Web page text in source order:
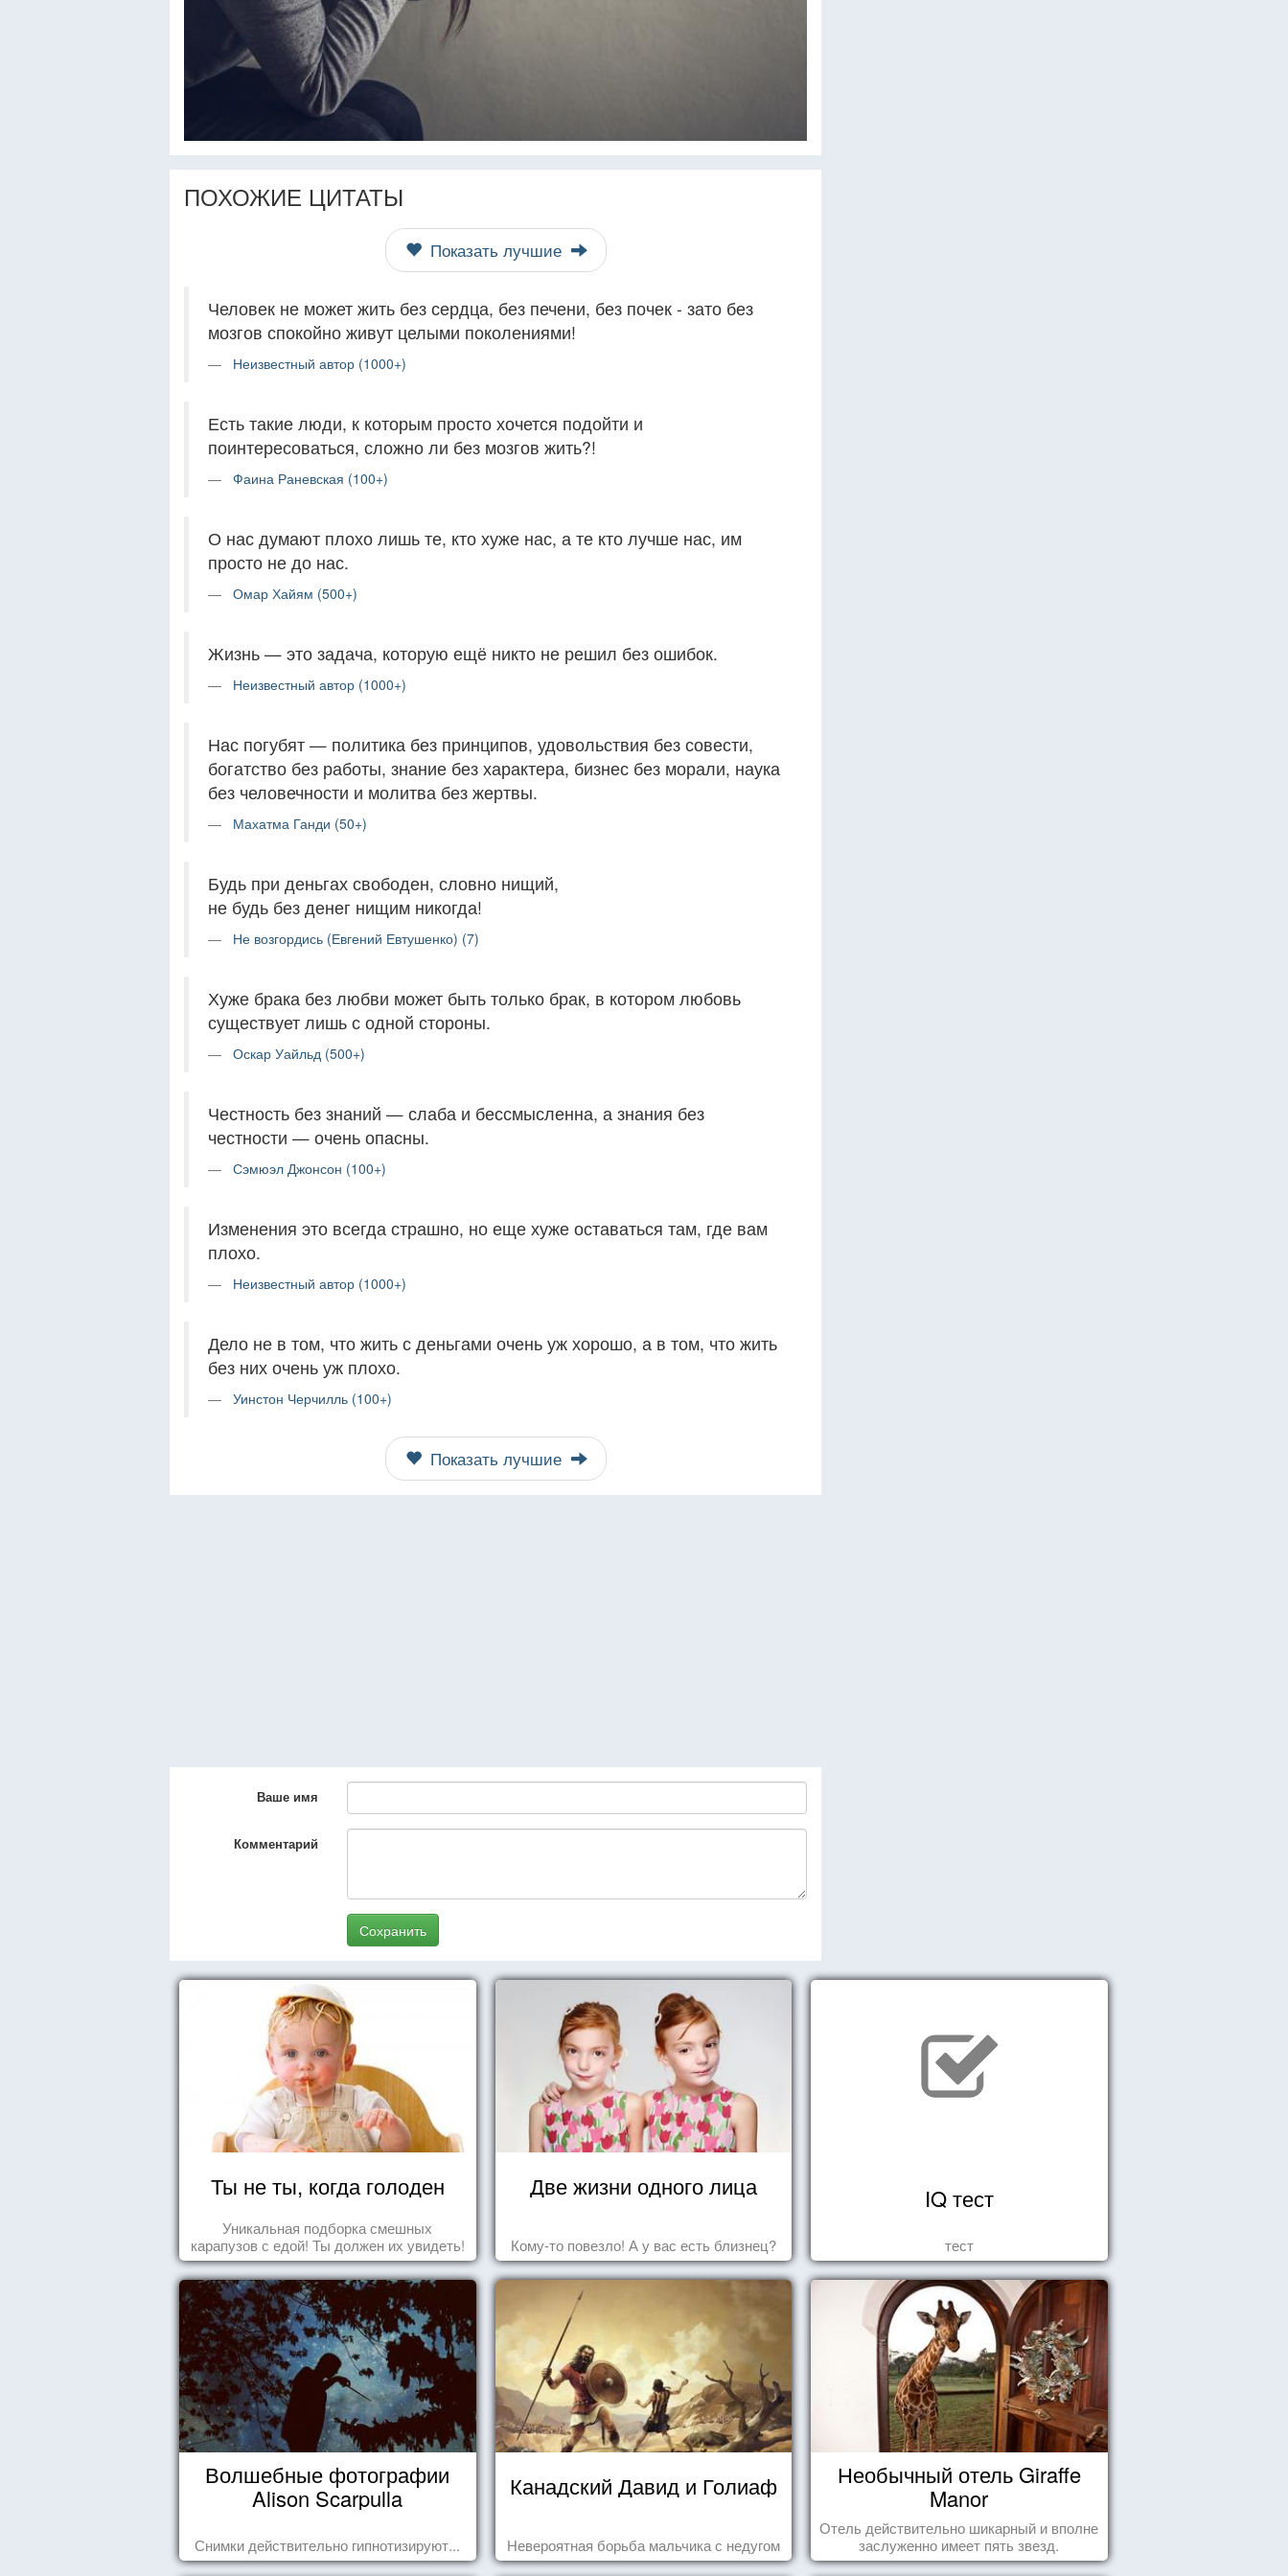
ПОХОЖИЕ ЦИТАТЫ
Показать лучшие
Человек не может жить без сердца, без печени, без почек - зато без
мозгов спокойно живут целыми поколениями!
Неизвестный автор (1000+)
Есть такие люди, к которым просто хочется подойти и
поинтересоваться, сложно ли без мозгов жить?!
Фаина Раневская (100+)
О нас думают плохо лишь те, кто хуже нас, а те кто лучше нас, им
просто не до нас.
Омар Хайям (500+)
Жизнь — это задача, которую ещё никто не решил без ошибок.
Неизвестный автор (1000+)
Нас погубят — политика без принципов, удовольствия без совести,
богатство без работы, знание без характера, бизнес без морали, наука
без человечности и молитва без жертвы.
Махатма Ганди (50+)
Будь при деньгах свободен, словно нищий,
не будь без денег нищим никогда!
Не возгордись (Евгений Евтушенко) (7)
Хуже брака без любви может быть только брак, в котором любовь
существует лишь с одной стороны.
Оскар Уайльд (500+)
Честность без знаний — слаба и бессмысленна, а знания без
честности — очень опасны.
Сэмюэл Джонсон (100+)
Изменения это всегда страшно, но еще хуже оставаться там, где вам
плохо.
Неизвестный автор (1000+)
Дело не в том, что жить с деньгами очень уж хорошо, а в том, что жить
без них очень уж плохо.
Уинстон Черчилль (100+)
Показать лучшие
Ваше имя
Комментарий
Сохранить
Ты не ты, когда голоден
Уникальная подборка смешных
карапузов с едой! Ты должен их увидеть!
Две жизни одного лица
Кому-то повезло! А у вас есть близнец?
IQ тест
тест
Волшебные фотографии
Alison Scarpulla
Снимки действительно гипнотизируют...
Канадский Давид и Голиаф
Невероятная борьба мальчика с недугом
Необычный отель Giraffe
Manor
Отель действительно шикарный и вполне
заслуженно имеет пять звезд.